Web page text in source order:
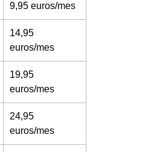
9,95 euros/mes
14,95
euros/mes
19,95
euros/mes
24,95
euros/mes